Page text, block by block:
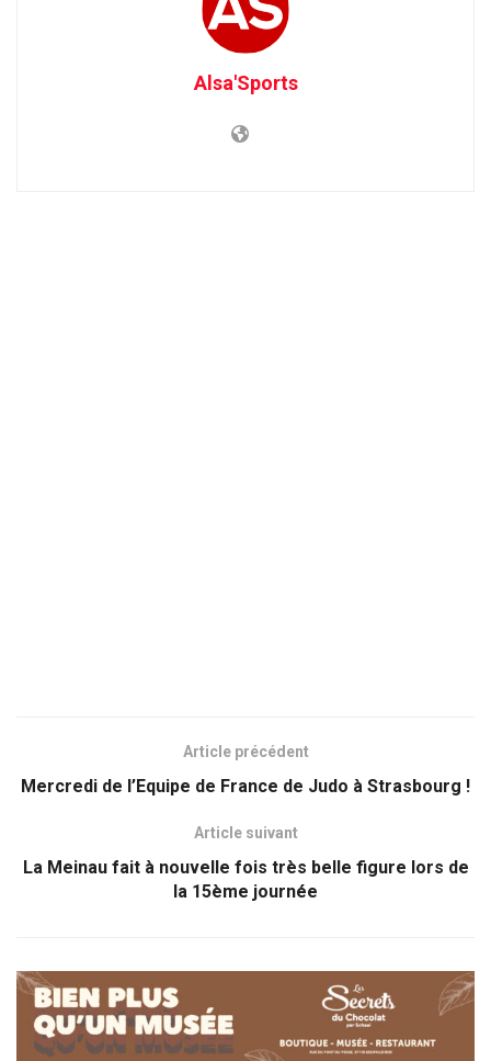
Alsa'Sports
Article précédent
Mercredi de l’Equipe de France de Judo à Strasbourg !
Article suivant
La Meinau fait à nouvelle fois très belle figure lors de
la 15ème journée